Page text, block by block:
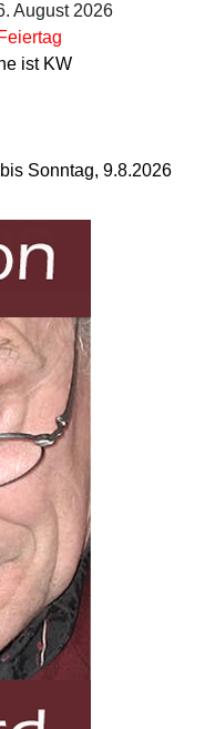
August 2026
ist KW
Sonntag, 9.8.2026